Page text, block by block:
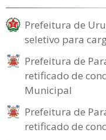
Prefeitura de
seletivo para
Prefeitura de
retificado de
Municipal
Prefeitura de
retificado de